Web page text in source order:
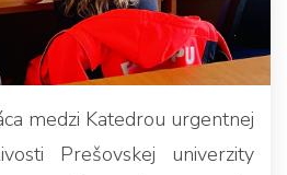
medzi Katedrou urgentnej
Prešovskej univerzity